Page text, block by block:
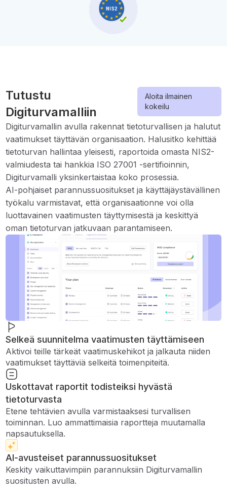
Tutustu
Digiturvamalliin
Aloita ilmainen
kokeilu
Digiturvamallin avulla rakennat tietoturvallisen ja halutut
vaatimukset täyttävän organisaation. Halusitko kehittää
tietoturvan hallintaa yleisesti, raportoida omasta NIS2-
valmiudesta tai hankkia ISO 27001 -sertifioinnin,
Digiturvamalli yksinkertaistaa koko prosessia.
AI-pohjaiset parannussuositukset ja käyttäjäystävällinen
työkalu varmistavat, että organisaationne voi olla
luottavainen vaatimusten täyttymisestä ja keskittyä
oman tietoturvan jatkuvaan parantamiseen.
Selkeä suunnitelma vaatimusten täyttämiseen
Aktivoi teille tärkeät vaatimuskehikot ja jalkauta niiden
vaatimukset täyttäviä selkeitä toimenpiteitä.
Uskottavat raportit todisteiksi hyvästä
tietoturvasta
Etene tehtävien avulla varmistaaksesi turvallisen
toiminnan. Luo ammattimaisia ​​raportteja muutamalla
napsautuksella.
AI-avusteiset parannussuositukset
Keskity vaikuttavimpiin parannuksiin Digiturvamallin
suositusten avulla.